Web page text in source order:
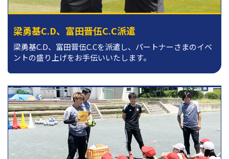
梁勇基C.D、富田晋伍C.C派遣
梁勇基C.D、富田晋伍C.Cを派遣し、パートナーさまのイベ
ントの盛り上げをお手伝いいたします。